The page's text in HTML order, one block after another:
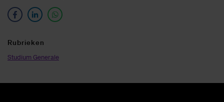
Ru­brie­ken
Studium Generale